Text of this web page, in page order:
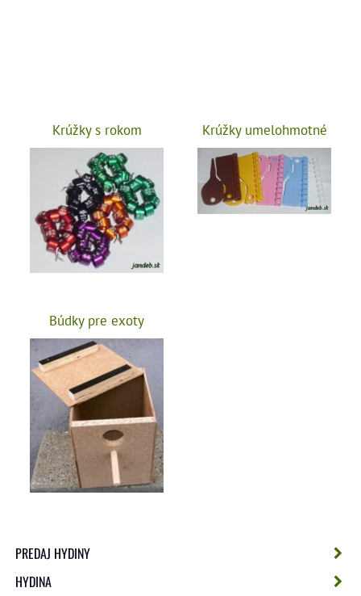
Krúžky s rokom Krúžky umelohmotné
Búdky pre exoty
PREDAJ HYDINY
HYDINA